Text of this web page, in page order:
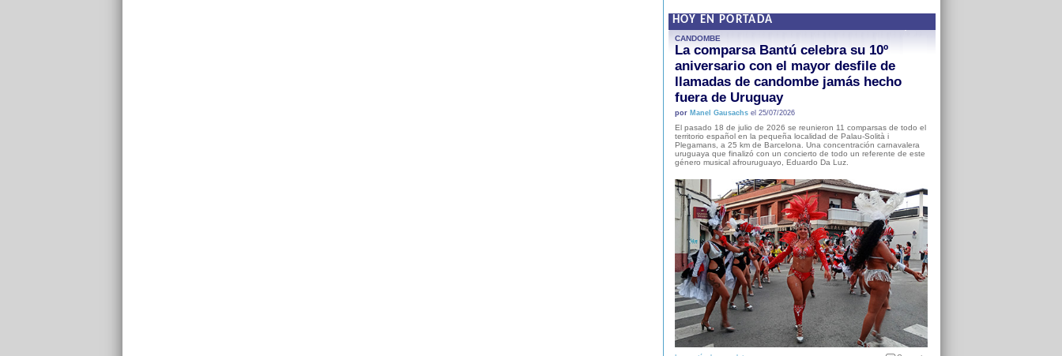
HOY EN PORTADA
CANDOMBE
La comparsa Bantú celebra su 10º
aniversario con el mayor desfile de
llamadas de candombe jamás hecho
fuera de Uruguay
por Manel Gausachsel 25/07/2026
El pasado 18 de julio de 2026 se reunieron 11 comparsas de todo el
territorio español en la pequeña localidad de Palau-Solità i
Plegamans, a 25 km de Barcelona. Una concentración carnavalera
uruguaya que finalizó con un concierto de todo un referente de este
género musical afrouruguayo, Eduardo Da Luz.